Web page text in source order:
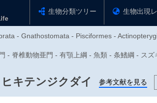
生物分類ツリー 生物出現
- Gnathostomata - Pisciformes -
- 脊椎動物亜門 - 有顎上綱 - 魚類 - 条鰭綱 - ス
キテンジクダイ 参考文献を見る